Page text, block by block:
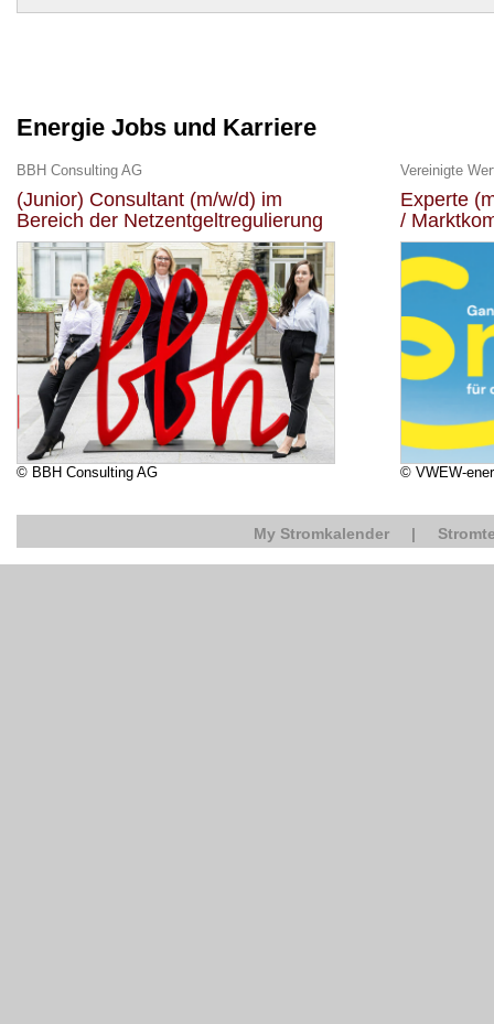
Energie Jobs und Karriere
BBH Consulting AG
(Junior) Consultant (m/w/d) im
Bereich der Netzentgeltregulierung
© BBH Consulting AG
Vereinigte
Experte
/
© VWEW-
My Stromkalender |